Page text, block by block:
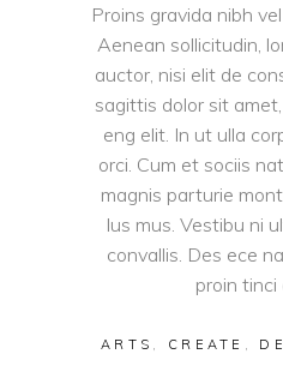
Proins gravida nibh
Aenean sollicitudin,
auctor, nisi elit de
sagittis dolor sit
eng elit. In ut ulla
orci. Cum et sociis
magnis parturie
lus mus. Vestibu ni
convallis. Des ece
proin tinci
ARTS , CREATE ,